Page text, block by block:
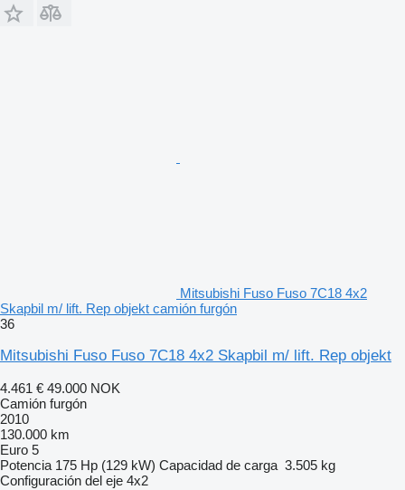
Mitsubishi Fuso Fuso 7C18 4x2
Skapbil m/ lift. Rep objekt camión furgón
36
Mitsubishi Fuso Fuso 7C18 4x2 Skapbil m/ lift. Rep objekt
4.461 € 49.000 NOK
Camión furgón
2010
130.000 km
Euro 5
Potencia 175 Hp (129 kW) Capacidad de carga 3.505 kg
Configuración del eje 4x2